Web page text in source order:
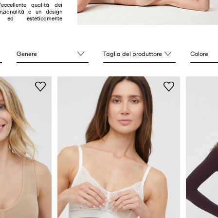
qualità dei
e un design
ed esteticamente
Genere Taglia del produttore Colore